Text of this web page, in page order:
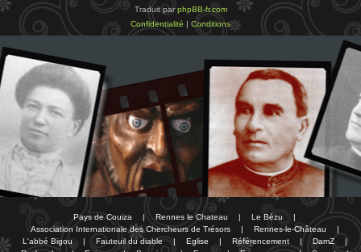
Traduit parphpBB-fr.com
Confidentialité | Conditions
Pays de Couiza | Rennes le Chateau | Le Bézu
|
Association Internationale des Chercheurs de Trésors
| Rennes-le-Château
|
L'abbé Bigou
| Fauteuil du diable | Eglise | Référencement | DamZ
|